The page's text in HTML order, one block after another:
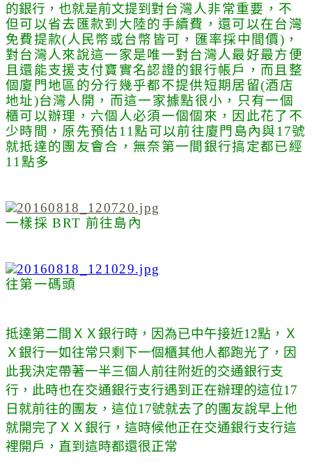
的銀行，也就是前文提到 對台灣人非常重要，不
但可以省去匯款到大陸的手續費，還可以在台灣
免費提款(人民幣或台幣皆可，匯率採中間價)，
對台灣人來說這一家是唯一對台灣人最好最方便
且還能支援支付寶實名認證的銀行帳戶，而且整
個廈門地區的分行幾乎都不提供短期居留(酒店
地址)台灣人開，而這一家據點很小，只有一個
櫃可以辦理，六個人必須一個個來，因此花了不
少時間，原先預估11點可以前往廈門島內與17號
就抵達的團友會合，無奈第一間銀行搞定都已經
11點多
一樣採 BRT 前往島內
往第一碼頭
抵達第二間ＸＸ銀行時，因為已中午接近12點，Ｘ
Ｘ銀行一如往常只剩下一個櫃其他人都跑光了，因
此我決定帶著一半三個人前往附近的交通銀行支
行，此時也在交通銀行支行遇到正在辦理的這位17
日就前往的團友，這位17號就去了的團友說早上他
就開完了ＸＸ銀行，這時候他正在交通銀行支行這
裡開戶，直到這時都還很正常